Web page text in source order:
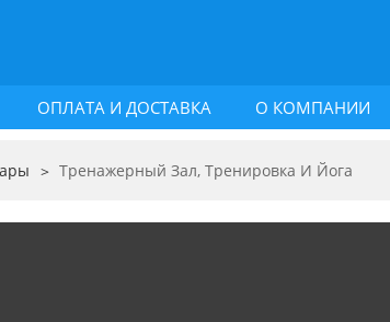
ОПЛАТА И ДОСТАВКА О КОМПАНИИ
Тренажерный Зал, Тренировка И Йога